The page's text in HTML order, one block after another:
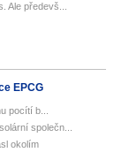
Ale předevš...
EPCG
pocítí b...
společn...
okolím